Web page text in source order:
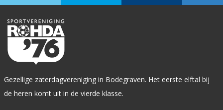
Gezellige zaterdagvereniging in Bodegraven. Het eerste elftal bij
de heren komt uit in de vierde klasse.